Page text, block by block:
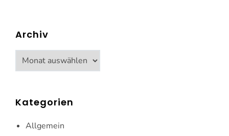
Archiv
Archiv
Kategorien
Allgemein